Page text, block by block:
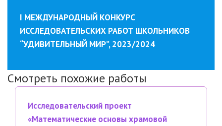
I МЕЖДУНАРОДНЫЙ КОНКУРС
ИССЛЕДОВАТЕЛЬСКИХ РАБОТ ШКОЛЬНИКОВ
“УДИВИТЕЛЬНЫЙ МИР”, 2023/2024
Смотреть похожие работы
Исследовательский проект
«Математические основы храмовой